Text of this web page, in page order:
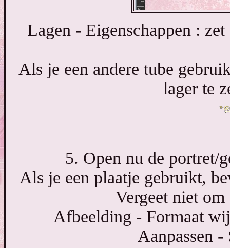
Lagen - Eigenschappen :
Als je een andere tube
lager te
5. Open nu de portret/
Als je een plaatje gebruikt,
Vergeet niet om
Afbeelding - Formaat
Aanpassen -